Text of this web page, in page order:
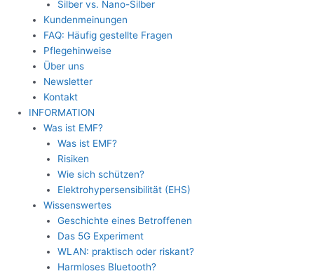
Silber vs. Nano-Silber
Kundenmeinungen
FAQ: Häufig gestellte Fragen
Pflegehinweise
Über uns
Newsletter
Kontakt
INFORMATION
Was ist EMF?
Was ist EMF?
Risiken
Wie sich schützen?
Elektrohypersensibilität (EHS)
Wissenswertes
Geschichte eines Betroffenen
Das 5G Experiment
WLAN: praktisch oder riskant?
Harmloses Bluetooth?